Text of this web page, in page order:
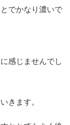
でかなり濃いで
感じませんでし
きます。